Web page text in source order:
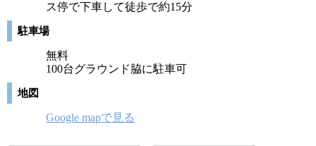
ス停で下車して徒歩で約15分
駐車場
無料
100台グラウンド脇に駐車可
地図
Google mapで見る